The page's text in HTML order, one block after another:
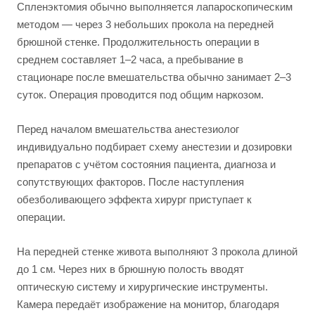
Спленэктомия обычно выполняется лапароскопическим
методом — через 3 небольших прокола на передней
брюшной стенке. Продолжительность операции в
среднем составляет 1–2 часа, а пребывание в
стационаре после вмешательства обычно занимает 2–3
суток. Операция проводится под общим наркозом.
Перед началом вмешательства анестезиолог
индивидуально подбирает схему анестезии и дозировки
препаратов с учётом состояния пациента, диагноза и
сопутствующих факторов. После наступления
обезболивающего эффекта хирург приступает к
операции.
На передней стенке живота выполняют 3 прокола длиной
до 1 см. Через них в брюшную полость вводят
оптическую систему и хирургические инструменты.
Камера передаёт изображение на монитор, благодаря